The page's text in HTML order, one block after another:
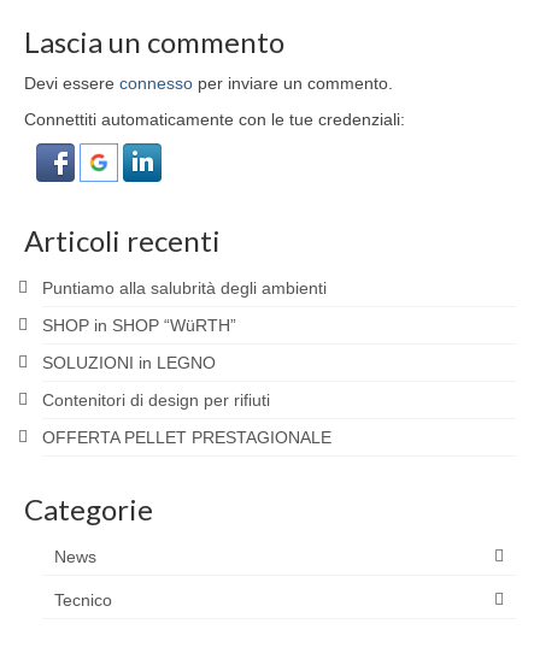
Lascia un commento
Devi essere connesso per inviare un commento.
Connettiti automaticamente con le tue credenziali:
Articoli recenti
Puntiamo alla salubrità degli ambienti
SHOP in SHOP “WüRTH”
SOLUZIONI in LEGNO
Contenitori di design per rifiuti
OFFERTA PELLET PRESTAGIONALE
Categorie
News
Tecnico